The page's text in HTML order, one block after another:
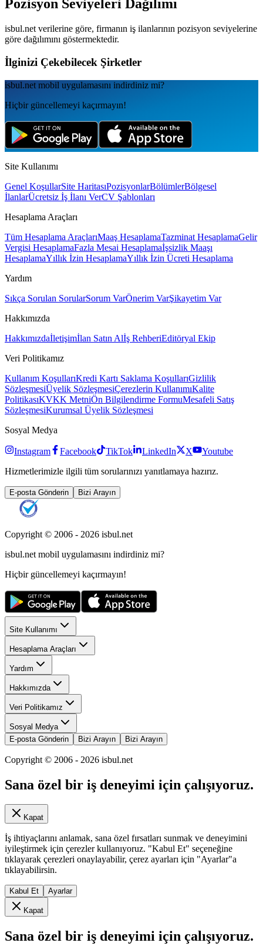
Pozisyon Seviyeleri Dağılımı
isbul.net verilerine göre, firmanın iş ilanlarının pozisyon seviyelerine
göre dağılımını göstermektedir.
İlginizi Çekebilecek Şirketler
isbul.net mobil uygulamаsını indirdiniz mi?
Hiçbir güncellemeyi kaçırmayın!
Site Kullanımı
Genel KoşullarSite HaritasıPozisyonlarBölümlerBölgesel
İlanlarÜcretsiz İş İlanı VerCV Şablonları
Hesaplama Araçları
Tüm Hesaplama AraçlarıMaaş HesaplamaTazminat HesaplamaGelir
Vergisi HesaplamaFazla Mesai Hesaplamaİşsizlik Maaşı
HesaplamaYıllık İzin HesaplamaYıllık İzin Ücreti Hesaplama
Yardım
Sıkça Sorulan SorularSorum VarÖnerim VarŞikayetim Var
Hakkımızda
Hakkımızdaİletişimİlan Satın Alİş RehberiEditöryal Ekip
Veri Politikamız
Kullanım KoşullarıKredi Kartı Saklama KoşullarıGizlilik
SözleşmesiÜyelik SözleşmesiÇerezlerin KullanımıKalite
PolitikasıKVKK MetniÖn Bilgilendirme FormuMesafeli Satış
SözleşmesiKurumsal Üyelik Sözleşmesi
Sosyal Medya
Instagram Facebook TikTok LinkedIn X
Youtube
Hizmetlerimizle ilgili tüm sorularınızı yanıtlamaya hazırız.
E-posta Gönderin Bizi Arayın
Copyright © 2006 - 2026 isbul.net
isbul.net mobil uygulamasını indirdiniz mi?
Hiçbir güncellemeyi kaçırmayın!
Site Kullanımı
Hesaplama Araçları
Yardım
Hakkımızda
Veri Politikamız
Sosyal Medya
E-posta Gönderin
Bizi Arayın Bizi Arayın
Copyright © 2006 - 2026 isbul.net
Sana özel bir iş deneyimi için çalışıyoruz.
Kapat
İş ihtiyaçlarını anlamak, sana özel fırsatları sunmak ve deneyimini
iyileştirmek için çerezler kullanıyoruz. "Kabul Et" seçeneğine
tıklayarak çerezleri onaylayabilir, çerez ayarları için "Ayarlar"a
tıklayabilirsin.
Kabul Et Ayarlar
Kapat
Sana özel bir iş deneyimi için çalışıyoruz.